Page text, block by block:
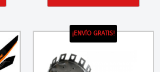
¡ENVÍO GRATIS!